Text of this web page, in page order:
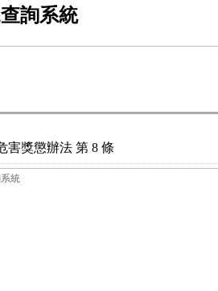
詢系統
害獎懲辦法 第 8 條
統